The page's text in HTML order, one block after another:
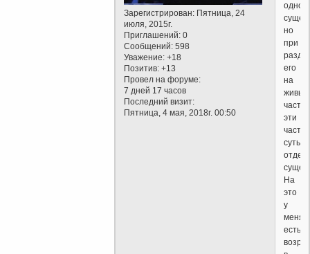
Зарегистрирован: Пятница, 24
июля, 2015г.
Приглашений: 0
Сообщений: 598
Уважение: +18
Позитив: +13
Провел на форуме:
7 дней 17 часов
Последний визит:
Пятница, 4 мая, 2018г. 00:50
одно
но
при
его
на
живые
части
эти
части
суть
На
это
у
меня
есть